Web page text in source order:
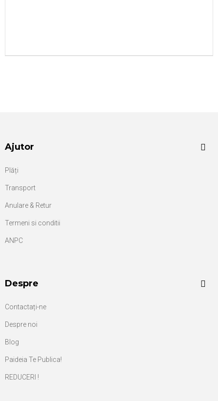
Ajutor
Plăți
Transport
Anulare & Retur
Termeni si conditii
ANPC
Despre
Contactați-ne
Despre noi
Blog
Paideia Te Publica!
REDUCERI !